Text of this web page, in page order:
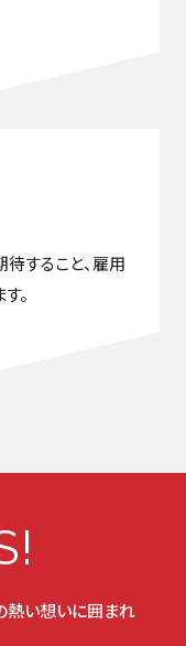
待すること、雇用
。
熱い想いに囲まれ